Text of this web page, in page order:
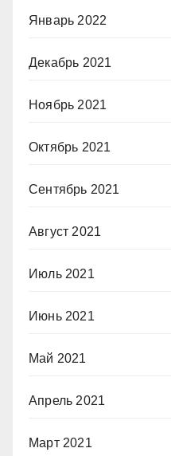
Январь 2022
Декабрь 2021
Ноябрь 2021
Октябрь 2021
Сентябрь 2021
Август 2021
Июль 2021
Июнь 2021
Май 2021
Апрель 2021
Март 2021